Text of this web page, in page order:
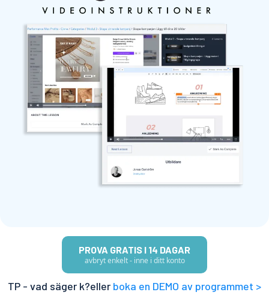
PROVA GRATIS I 14 DAGAR
avbryt enkelt - inne i ditt konto
TP - vad säger k?eller boka en DEMO av programmet >